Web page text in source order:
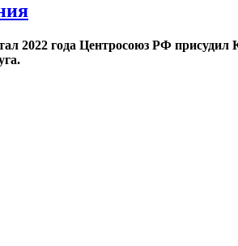
2022 года Центросоюз РФ